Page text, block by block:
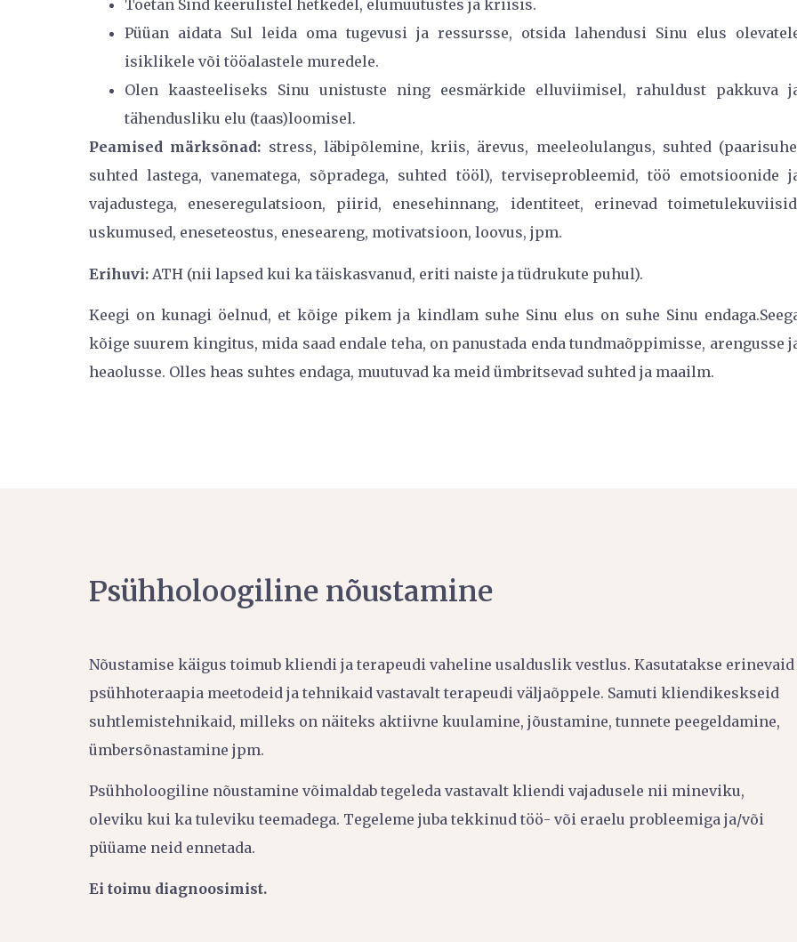
Toetan Sind keerulistel hetkedel, elumuutustes ja kriisis.
Püüan aidata Sul leida oma tugevusi ja ressursse, otsida lahendusi Sinu elus
isiklikele või tööalastele muredele.
Olen kaasteeliseks Sinu unistuste ning eesmärkide elluviimisel, rahuldust pakkuva
tähendusliku elu (taas)loomisel.
Peamised märksõnad: stress, läbipõlemine, kriis, ärevus, meeleolulangus, suhted
suhted lastega, vanematega, sõpradega, suhted tööl), terviseprobleemid, töö emotsioonide
vajadustega, eneseregulatsioon, piirid, enesehinnang, identiteet, erinevad
uskumused, eneseteostus, eneseareng, motivatsioon, loovus, jpm.
Erihuvi: ATH (nii lapsed kui ka täiskasvanud, eriti naiste ja tüdrukute puhul).
Keegi on kunagi öelnud, et kõige pikem ja kindlam suhe Sinu elus on suhe Sinu
kõige suurem kingitus, mida saad endale teha, on panustada enda tundmaõppimisse, arengusse
heaolusse. Olles heas suhtes endaga, muutuvad ka meid ümbritsevad suhted ja maailm.
Psühholoogiline nõustamine
Nõustamise käigus toimub kliendi ja terapeudi vaheline usalduslik vestlus. Kasutatakse erinevaid
psühhoteraapia meetodeid ja tehnikaid vastavalt terapeudi väljaõppele. Samuti kliendikeskseid
suhtlemistehnikaid, milleks on näiteks aktiivne kuulamine, jõustamine, tunnete peegeldamine,
ümbersõnastamine jpm.
Psühholoogiline nõustamine võimaldab tegeleda vastavalt kliendi vajadusele nii mineviku,
oleviku kui ka tuleviku teemadega. Tegeleme juba tekkinud töö- või eraelu probleemiga ja/või
püüame neid ennetada.
Ei toimu diagnoosimist.